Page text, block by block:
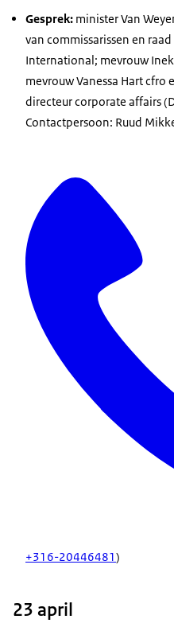
Gesprek: minister Van
van commissarissen en
International ; mevrouw
mevrouw Vanessa Hart cfro
directeur corporate affairs
Contactpersoon: Ruud
+316-20446481)
23 april